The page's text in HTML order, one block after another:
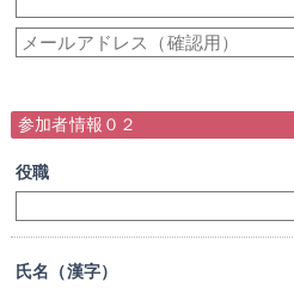
参加者情報０２
役職
氏名（漢字）